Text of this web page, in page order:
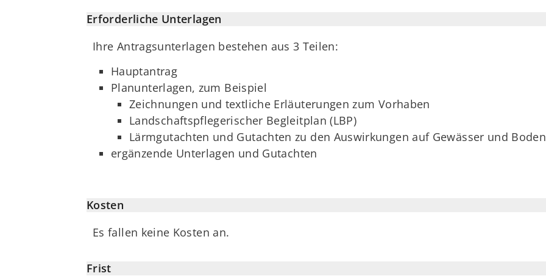
Erforderliche Unterlagen
Ihre Antragsunterlagen bestehen aus 3 Teilen:
Hauptantrag
Planunterlagen, zum Beispiel
Zeichnungen und textliche Erläuterungen zum Vorhaben
Landschaftspflegerischer Begleitplan (LBP)
Lärmgutachten und Gutachten zu den Auswirkungen auf Gewässer und Boden
ergänzende Unterlagen und Gutachten
Kosten
Es fallen keine Kosten an.
Frist